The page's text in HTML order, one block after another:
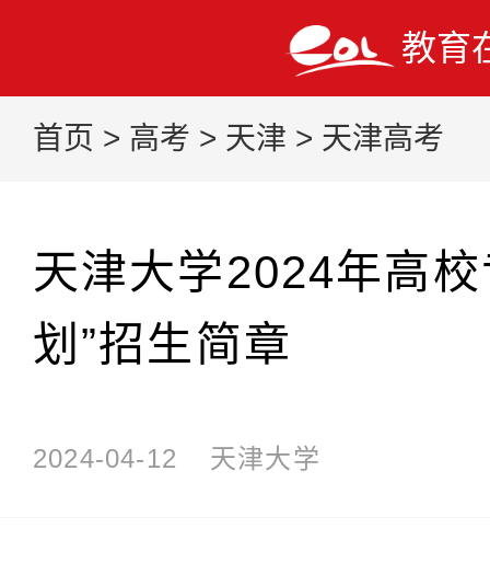
教育
首页 > 高考 > 天津 > 天津高考
天津大学2024年高
划”招生简章
2024-04-12 天津大学